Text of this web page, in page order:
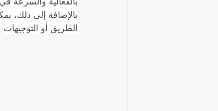
بالإضافة إلى ذلك،
الطريق أو التوجيهات.